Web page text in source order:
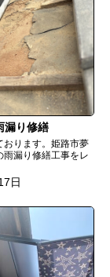
り修繕
おります。姫路市夢
雨漏り修繕工事をレ
日